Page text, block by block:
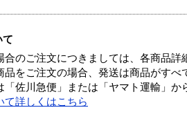
て
合のご注文につきましては、各商品詳
品をご注文の場合、発送は商品がすべ
佐川急便」または「ヤマト運輸」か
て詳しくはこちら